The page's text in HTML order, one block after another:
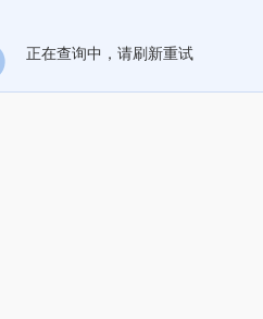
正在查询中，请刷新重试